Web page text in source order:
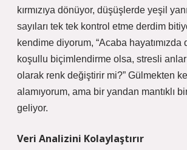
kırmızıya dönüyor, düşüşlerde yeşil
sayıları tek tek kontrol etme derdim
kendime diyorum, “Acaba hayatımızda
koşullu biçimlendirme olsa, stresli
olarak renk değiştirir mi?” Gülmekten
alamıyorum, ama bir yandan mantıklı
geliyor.
Veri Analizini Kolaylaştırır